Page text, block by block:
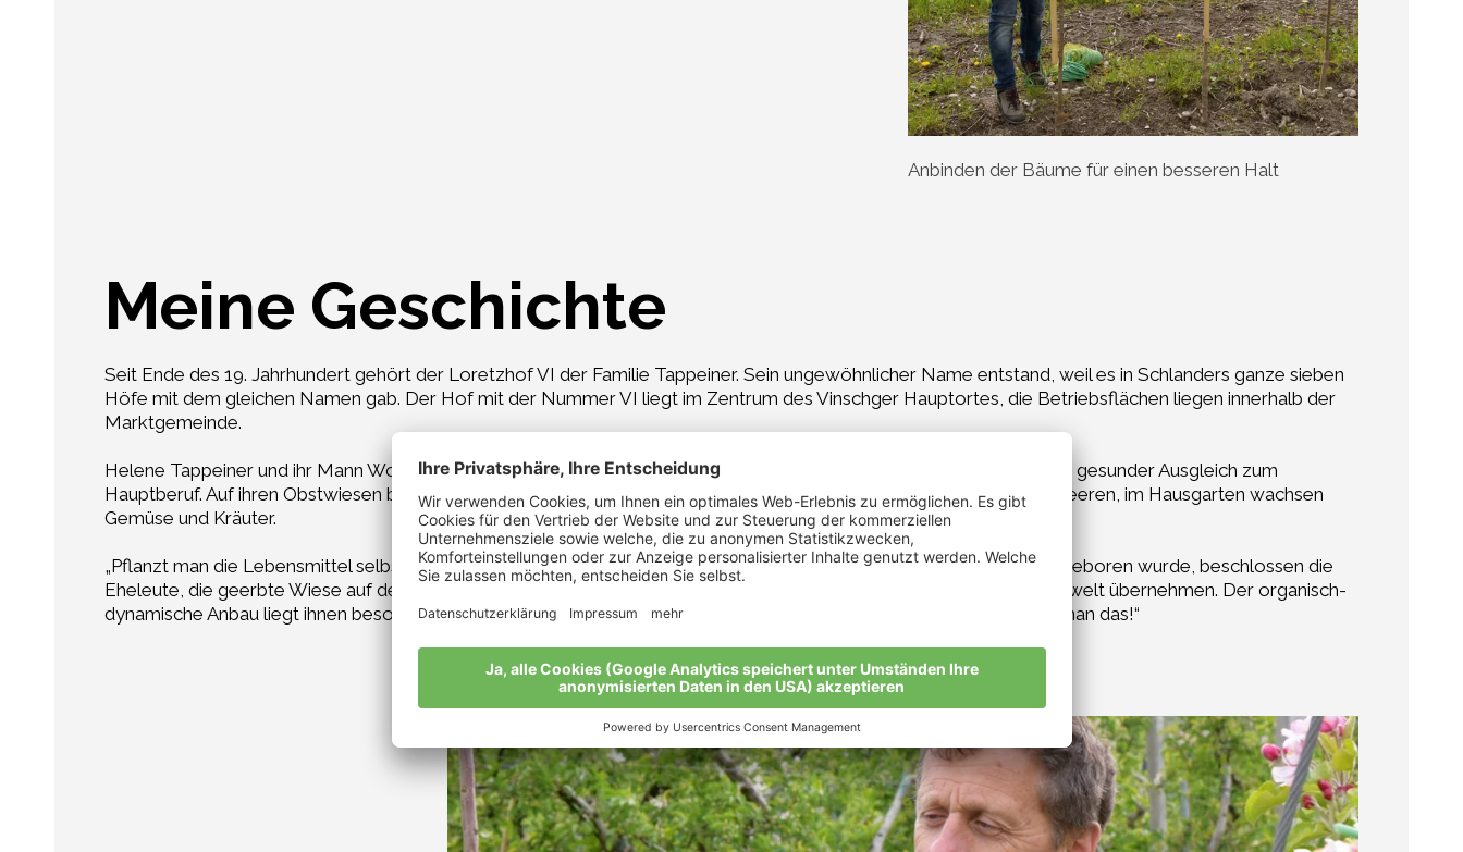
Anbinden der Bäume für einen besseren Halt
Meine Geschichte
Seit Ende des 19. Jahrhundert gehört der Loretzhof VI der Familie Tappeiner. Sein ungewöhnlicher Name entstand, weil es in Schlanders ganze sieben
Höfe mit dem gleichen Namen gab. Der Hof mit der Nummer VI liegt im Zentrum des Vinschger Hauptortes, die Betriebsflächen liegen innerhalb der
Marktgemeinde.
Helene Tappeiner und ihr Mann Wolfgang, ein Handwerker, bewirtschaften den Hof im Nebenerwerb. Für beide ist er gesunder Ausgleich zum
Hauptberuf. Auf ihren Obstwiesen bauen sie Golden Delicious an, daneben Marillen, Pfirsiche, Kirschen und Johannisbeeren, im Hausgarten wachsen
Gemüse und Kräuter.
„Pflanzt man die Lebensmittel selbst an, dann weiß man halt, woher sie kommen“, meint Wolfgang. 1998, als ihr Kind geboren wurde, beschlossen die
Eheleute, die geerbte Wiese auf den Bioanbau umzustellen. Sie wollten mehr Verantwortung für den Erhalt ihrer Umwelt übernehmen. Der organisch-
dynamische Anbau liegt ihnen besonders. „Weil man mehr mitdenken muss. Und an der Qualität der Früchte erkennt man das!“